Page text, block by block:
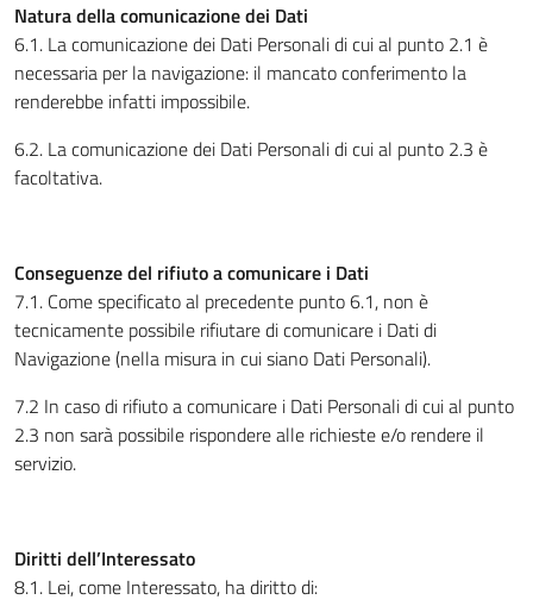
Natura della comunicazione dei Dati
6.1. La comunicazione dei Dati Personali di cui al punto 2.1 è
necessaria per la navigazione: il mancato conferimento la
renderebbe infatti impossibile.
6.2. La comunicazione dei Dati Personali di cui al punto 2.3 è
facoltativa.
Conseguenze del rifiuto a comunicare i Dati
7.1. Come specificato al precedente punto 6.1, non è
tecnicamente possibile rifiutare di comunicare i Dati di
Navigazione (nella misura in cui siano Dati Personali).
7.2 In caso di rifiuto a comunicare i Dati Personali di cui al punto
2.3 non sarà possibile rispondere alle richieste e/o rendere il
servizio.
Diritti dell’Interessato
8.1. Lei, come Interessato, ha diritto di: